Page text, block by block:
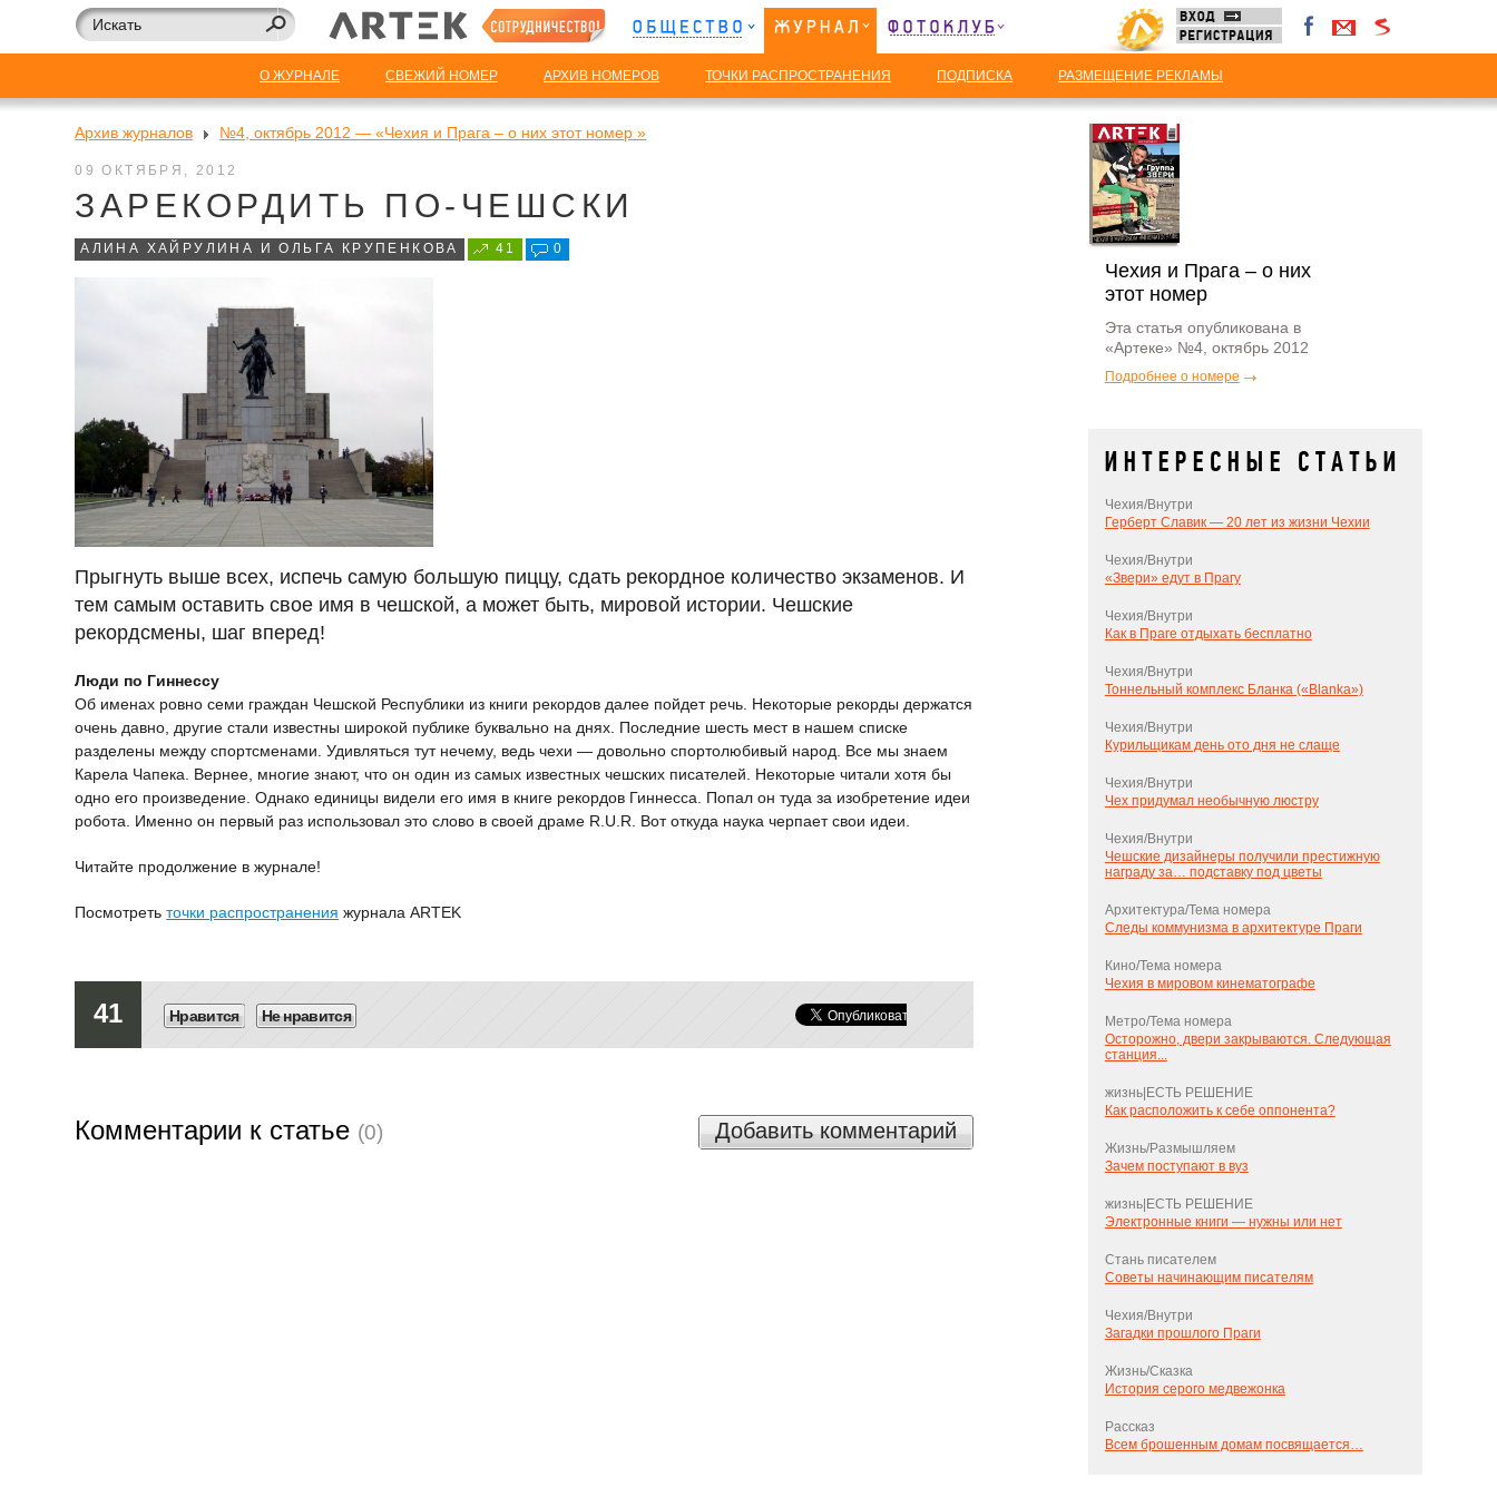
О ЖУРНАЛЕ СВЕЖИЙ НОМЕР АРХИВ НОМЕРОВ ТОЧКИ РАСПРОСТРАНЕНИЯ ПОДПИСКА РАЗМЕЩЕНИЕ РЕКЛАМЫ
Чехия и Прага – о них
этот номер
Эта статья опубликована в
«Артеке» №4, октябрь 2012
Подробнее о номере
Чехия/Внутри
Герберт Славик — 20 лет из жизни Чехии
Чехия/Внутри
«Звери» едут в Прагу
Чехия/Внутри
Как в Праге отдыхать бесплатно
Чехия/Внутри
Тоннельный комплекс Бланка («Blanka»)
Чехия/Внутри
Курильщикам день ото дня не слаще
Чехия/Внутри
Чех придумал необычную люстру
Чехия/Внутри
Чешские дизайнеры получили престижную
награду за… подставку под цветы
Архитектура/Тема номера
Следы коммунизма в архитектуре Праги
Кино/Тема номера
Чехия в мировом кинематографе
Метро/Тема номера
Осторожно, двери закрываются. Следующая
станция...
жизнь|ЕСТЬ РЕШЕНИЕ
Как расположить к себе оппонента?
Жизнь/Размышляем
Зачем поступают в вуз
жизнь|ЕСТЬ РЕШЕНИЕ
Электронные книги — нужны или нет
Стань писателем
Советы начинающим писателям
Чехия/Внутри
Загадки прошлого Праги
Жизнь/Сказка
История серого медвежонка
Рассказ
Всем брошенным домам посвящается…
Архив журналов №4, октябрь 2012 — «Чехия и Прага – о них этот номер »
09 ОКТЯБРЯ, 2012
ЗАРЕКОРДИТЬ ПО-ЧЕШСКИ
АЛИНА ХАЙРУЛИНА И ОЛЬГА КРУПЕНКОВА 41 0
Прыгнуть выше всех, испечь самую большую пиццу, сдать рекордное количество экзаменов. И
тем самым оставить свое имя в чешской, а может быть, мировой истории. Чешские
рекордсмены, шаг вперед!
Люди по Гиннессу
Об именах ровно семи граждан Чешской Республики из книги рекордов далее пойдет речь. Некоторые рекорды держатся
очень давно, другие стали известны широкой публике буквально на днях. Последние шесть мест в нашем списке
разделены между спортсменами. Удивляться тут нечему, ведь чехи — довольно спортолюбивый народ. Все мы знаем
Карела Чапека. Вернее, многие знают, что он один из самых известных чешских писателей. Некоторые читали хотя бы
одно его произведение. Однако единицы видели его имя в книге рекордов Гиннесса. Попал он туда за изобретение идеи
робота. Именно он первый раз использовал это слово в своей драме R.U.R. Вот откуда наука черпает свои идеи.
Читайте продолжение в журнале!
Посмотретьточки распространения журнала ARTEK
41 Нравится Не нравится
Добавить комментарий
Комментарии к статье (0)